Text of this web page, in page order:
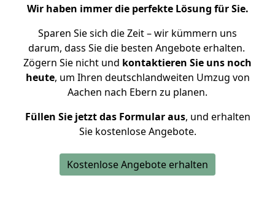
Wir haben immer die perfekte Lösung für Sie.
Sparen Sie sich die Zeit – wir kümmern uns
darum, dass Sie die besten Angebote erhalten.
Zögern Sie nicht und kontaktieren Sie uns noch
heute, um Ihren deutschlandweiten Umzug von
Aachen nach Ebern zu planen.
Füllen Sie jetzt das Formular aus, und erhalten
Sie kostenlose Angebote.
Kostenlose Angebote erhalten